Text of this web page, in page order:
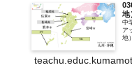
地
中
ア
地